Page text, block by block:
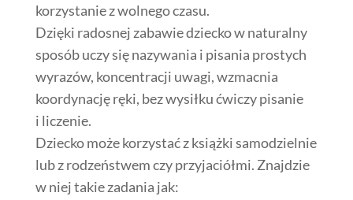
korzystanie z wolnego czasu.
Dzięki radosnej zabawie dziecko w naturalny
sposób uczy się nazywania i pisania prostych
wyrazów, koncentracji uwagi, wzmacnia
koordynację ręki, bez wysiłku ćwiczy pisanie
i liczenie.
Dziecko może korzystać z książki samodzielnie
lub z rodzeństwem czy przyjaciółmi. Znajdzie
w niej takie zadania jak: